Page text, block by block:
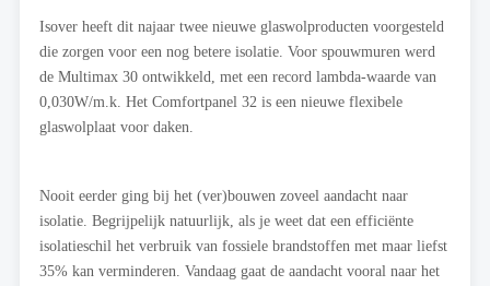
Isover heeft dit najaar twee nieuwe glaswolproducten voorgesteld
die zorgen voor een nog betere isolatie. Voor spouwmuren werd
de Multimax 30 ontwikkeld, met een record lambda-waarde van
0,030W/m.k. Het Comfortpanel 32 is een nieuwe flexibele
glaswolplaat voor daken.
Nooit eerder ging bij het (ver)bouwen zoveel aandacht naar
isolatie. Begrijpelijk natuurlijk, als je weet dat een efficiënte
isolatieschil het verbruik van fossiele brandstoffen met maar liefst
35% kan verminderen. Vandaag gaat de aandacht vooral naar het